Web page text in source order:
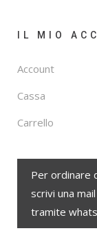
IL MIO
Account
Cassa
Carrello
Per ordinare
scrivi una
tramite